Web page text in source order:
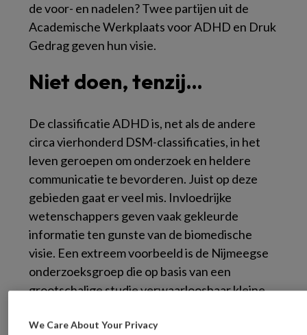
de voor- en nadelen? Twee partijen uit de
Academische Werkplaats voor ADHD en Druk
Gedrag geven hun visie.
Niet doen, tenzij…
De classificatie ADHD is, net als de andere
circa vierhonderd DSM-classificaties, in het
leven geroepen om onderzoek en heldere
communicatie te bevorderen. Juist op deze
gebieden gaat er veel mis. Invloedrijke
wetenschappers geven vaak gekleurde
informatie ten gunste van de biomedische
visie. Een extreem voorbeeld is de Nijmeegse
onderzoeksgroep die op basis van een
grootschalige studie verwaarloosbaar kleine
deed uitgaan met de kop ‘ADHD op vijf plekken
We Care About Your Privacy